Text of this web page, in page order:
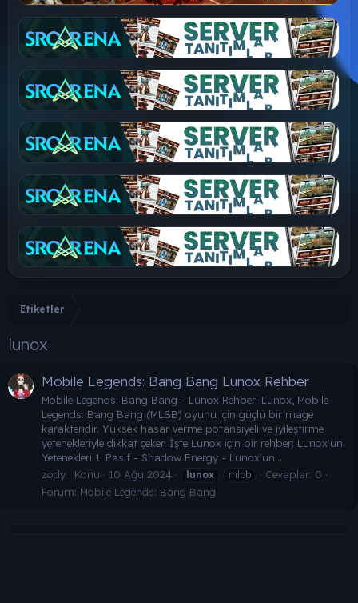
Etiketler
lunox
Mobile Legends: Bang Bang Lunox Rehber
Mobile Legends: Bang Bang - Lunox Rehberi Lunox, Mobile
Legends: Bang Bang (MLBB) oyunu için güçlü bir mage
karakteridir. Yüksek hasar verme potansiyeli ve iyileştirme
yetenekleriyle dikkat çeker. İşte Lunox için bir rehber: Lunox'un
Yetenekleri 1. Pasif - Shadow Energy - Lunox'un...
zody
Konu 10 Ağu 2024 lunox mlbb
Cevaplar: 0
Forum: Mobile Legends: Bang Bang